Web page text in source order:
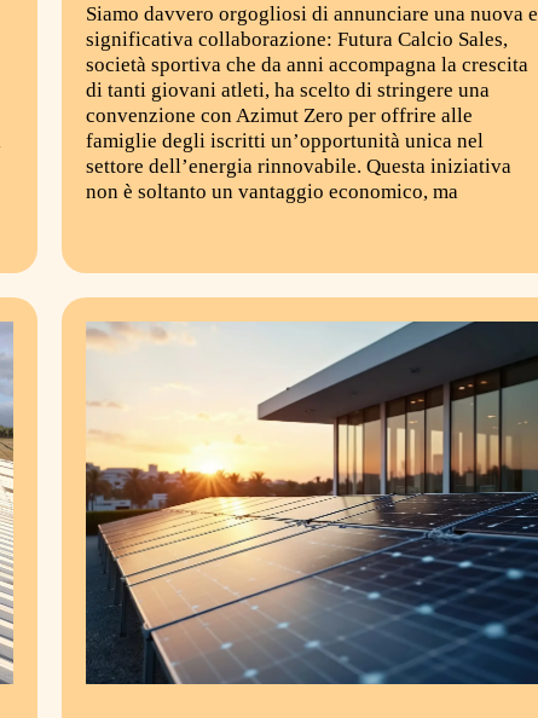
Siamo davvero orgogliosi di annunciare una nuova e
significativa collaborazione: Futura Calcio Sales,
società sportiva che da anni accompagna la crescita
di tanti giovani atleti, ha scelto di stringere una
convenzione con Azimut Zero per offrire alle
famiglie degli iscritti un’opportunità unica nel
settore dell’energia rinnovabile. Questa iniziativa
non è soltanto un vantaggio economico, ma